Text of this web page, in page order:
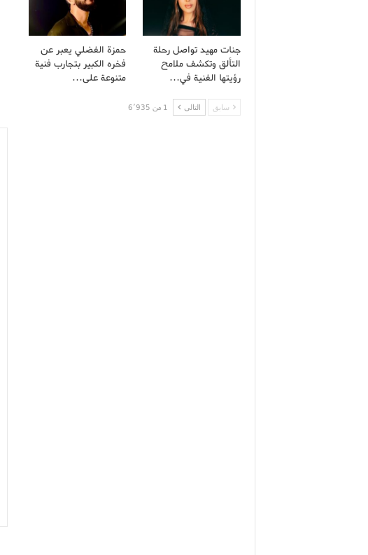
جنات مهيد تواصل رحلة
التألق وتكشف ملامح
رؤيتها الفنية في…
حمزة الفضلي يعبر عن
فخره الكبير بتجارب فنية
متنوعة على…
سابق التالى 1 من 6٬935